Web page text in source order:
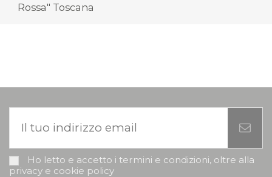
Rossa" Toscana
Ho letto e accetto i termini e condizioni, oltre alla
privacy e cookie policy